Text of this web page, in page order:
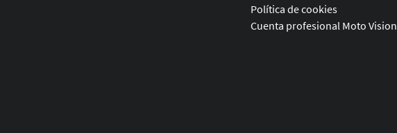
Política de cookies
Cuenta profesional Moto Vision